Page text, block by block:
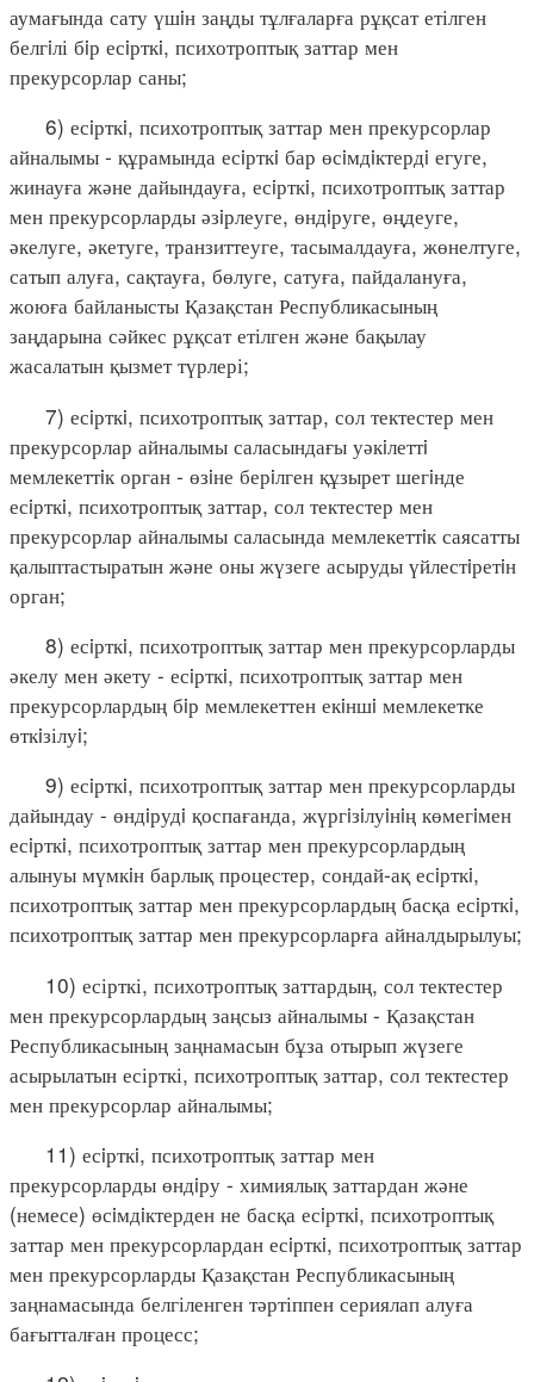
аумағында сату үшiн заңды тұлғаларға рұқсат етілген
белгiлі бiр есiрткi, психотроптық заттар мен
прекурсорлар саны;
6) есiрткi, психотроптық заттар мен прекурсорлар
айналымы - құрамында есiрткi бар өсiмдiктердi егуге,
жинауға және дайындауға, есiрткi, психотроптық заттар
мен прекурсорларды әзiрлеуге, өндiруге, өңдеуге,
әкелуге, әкетуге, транзиттеуге, тасымалдауға, жөнелтуге,
сатып алуға, сақтауға, бөлуге, сатуға, пайдалануға,
жоюға байланысты Қазақстан Республикасының
заңдарына сәйкес рұқсат етілген және бақылау
жасалатын қызмет түрлері;
7) есiрткi, психотроптық заттар, сол тектестер мен
прекурсорлар айналымы саласындағы уәкiлеттi
мемлекеттiк орган - өзiне берiлген құзырет шегiнде
есiрткi, психотроптық заттар, сол тектестер мен
прекурсорлар айналымы саласында мемлекеттiк саясатты
қалыптастыратын және оны жүзеге асыруды үйлестiретiн
орган;
8) есiрткi, психотроптық заттар мен прекурсорларды
әкелу мен әкету - есiрткi, психотроптық заттар мен
прекурсорлардың бiр мемлекеттен екiншi мемлекетке
өткiзілуi;
9) есiрткi, психотроптық заттар мен прекурсорларды
дайындау - өндiрудi қоспағанда, жүргiзiлуiнiң көмегiмен
есiрткi, психотроптық заттар мен прекурсорлардың
алынуы мүмкiн барлық процестер, сондай-ақ есiрткi,
психотроптық заттар мен прекурсорлардың басқа есiрткi,
психотроптық заттар мен прекурсорларға айналдырылуы;
10) есірткі, психотроптық заттардың, сол тектестер
мен прекурсорлардың заңсыз айналымы - Қазақстан
Республикасының заңнамасын бұза отырып жүзеге
асырылатын есірткі, психотроптық заттар, сол тектестер
мен прекурсорлар айналымы;
11) есiрткi, психотроптық заттар мен
прекурсорларды өндiру - химиялық заттардан және
(немесе) өсiмдiктерден не басқа есiрткi, психотроптық
заттар мен прекурсорлардан есiрткi, психотроптық заттар
мен прекурсорларды Қазақстан Республикасының
заңнамасында белгіленген тәртіппен сериялап алуға
бағытталған процесс;